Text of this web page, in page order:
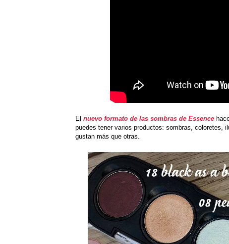
El nuevo formato de las sombras de Essence
puedes tener varios productos: sombras, coloretes,
gustan más que otras.